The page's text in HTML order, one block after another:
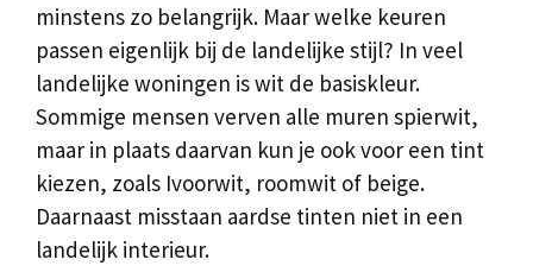
minstens zo belangrijk. Maar welke keuren
passen eigenlijk bij de landelijke stijl? In veel
landelijke woningen is wit de basiskleur.
Sommige mensen verven alle muren spierwit,
maar in plaats daarvan kun je ook voor een tint
kiezen, zoals Ivoorwit, roomwit of beige.
Daarnaast misstaan aardse tinten niet in een
landelijk interieur.